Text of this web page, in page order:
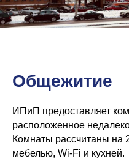
Общежитие
ИПиП предоставляет
расположенное
Комнаты рассчитаны на
мебелью, Wi-Fi и кухней.
ЦТ Русский язык
ЦТ Химия
ЦТ Обществоведение
ЦТ История Беларуси
Химия
Русский язык
Математика
Курсы 5-10 класс